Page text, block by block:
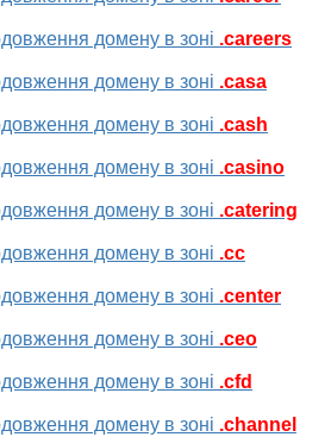
домену в зоні .careers
домену в зоні .casa
домену в зоні .cash
домену в зоні .casino
домену в зоні .catering
домену в зоні .cc
домену в зоні .center
домену в зоні .ceo
домену в зоні .cfd
домену в зоні .channel